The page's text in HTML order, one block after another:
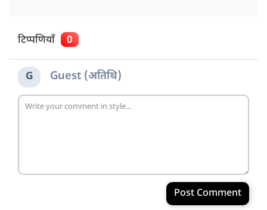
टिप्पणियाँ 0
G Guest (अतिथि)
Post Comment